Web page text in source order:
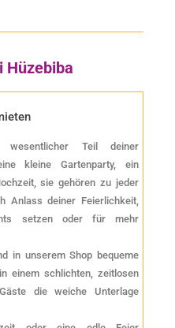
Hüzebiba
Teil deiner
kleine Gartenparty, ein
sie gehören zu jeder
Anlass deiner Feierlichkeit,
setzen oder für mehr
in unserem Shop bequeme
einem schlichten, zeitlosen
die weiche Unterlage